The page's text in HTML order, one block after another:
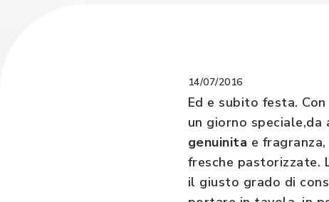
14/07/2016
Ed e subito festa.
un giorno
genuinita e
fresche pastorizzate.
il giusto grado di